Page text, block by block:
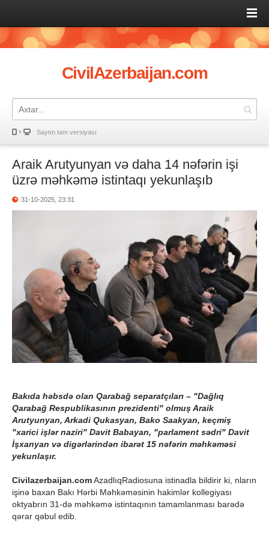
CivilAzerbaijan.com
Saytın tam versiyası
Araik Arutyunyan və daha 14 nəfərin işi
üzrə məhkəmə istintaqı yekunlaşıb
31-10-2025, 23:31
Bakıda həbsdə olan Qarabağ separatçıları – "Dağlıq
Qarabağ Respublikasının prezidenti" olmuş Araik
Arutyunyan, Arkadi Qukasyan, Bako Saakyan, keçmiş
"xarici işlər naziri" Davit Babayan, "parlament sədri" Davit
İşxanyan və digərlərindən ibarət 15 nəfərin məhkəməsi
yekunlaşır.
Civilazerbaijan.comAzadlıqRadiosuna istinadla bildirir ki, nların
işinə baxan Bakı Hərbi Məhkəməsinin hakimlər kollegiyası
oktyabrın 31-də məhkəmə istintaqının tamamlanması barədə
qərar qəbul edib.